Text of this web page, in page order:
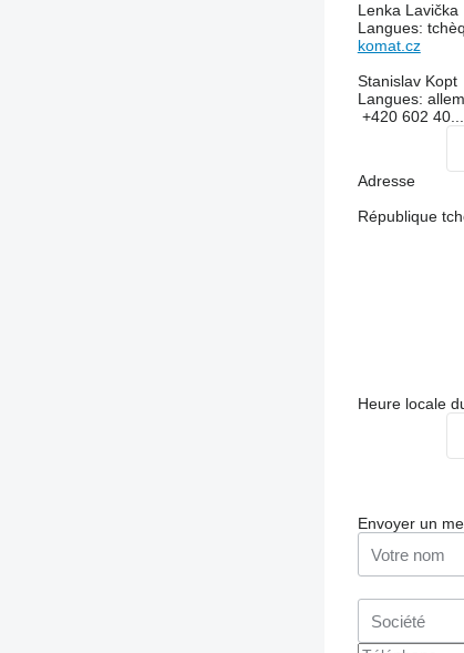
Lenka Lavička
Langues:
komat.cz
Stanislav Kopt
Langues:
+420 602 40...
Adresse
République
Heure locale
Envoyer un